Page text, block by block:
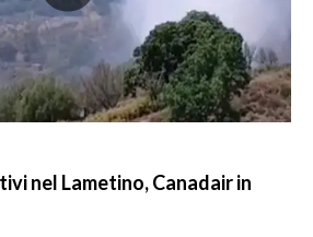
nel Lametino, Canadair in